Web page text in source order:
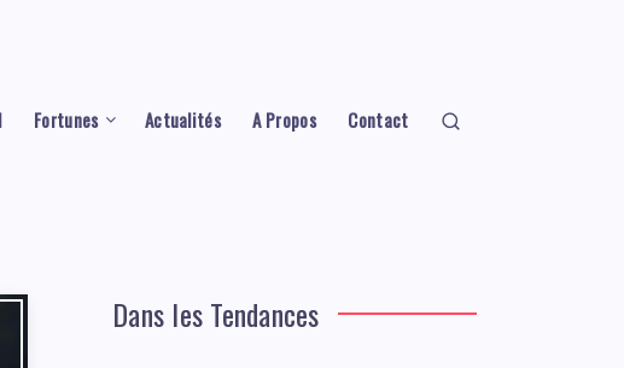
Fortunes Actualités A Propos Contact
Dans les Tendances